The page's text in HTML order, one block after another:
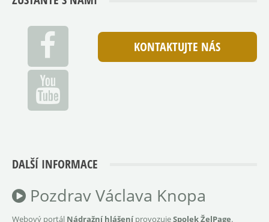
KONTAKTUJTE NÁS
DALŠÍ INFORMACE
Pozdrav Václava Knopa
Webový portál Nádražní hlášeníprovozujeSpolek ŽelPage.